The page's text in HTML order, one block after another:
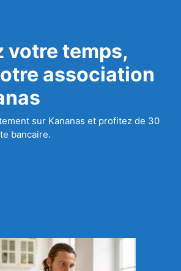
votre temps,
association
sur Kananas et profitez de 30
bancaire.